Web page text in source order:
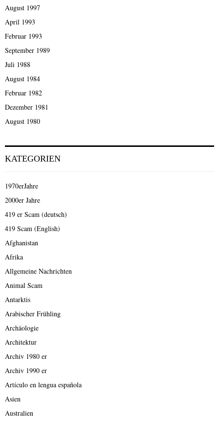
August 1997
April 1993
Februar 1993
September 1989
Juli 1988
August 1984
Februar 1982
Dezember 1981
August 1980
KATEGORIEN
1970erJahre
2000er Jahre
419 er Scam (deutsch)
419 Scam (English)
Afghanistan
Afrika
Allgemeine Nachrichten
Animal Scam
Antarktis
Arabischer Frühling
Archäologie
Architektur
Archiv 1980 er
Archiv 1990 er
Artículo en lengua española
Asien
Australien